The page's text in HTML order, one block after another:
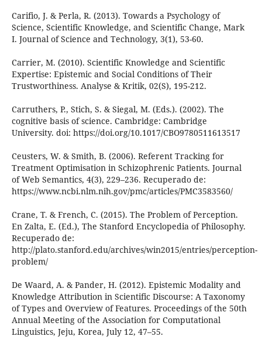
Carifio, J. & Perla, R. (2013). Towards a Psychology of
Science, Scientific Knowledge, and Scientific Change, Mark
I. Journal of Science and Technology, 3(1), 53-60.
Carrier, M. (2010). Scientific Knowledge and Scientific
Expertise: Epistemic and Social Conditions of Their
Trustworthiness. Analyse & Kritik, 02(S), 195-212.
Carruthers, P., Stich, S. & Siegal, M. (Eds.). (2002). The
cognitive basis of science. Cambridge: Cambridge
University. doi: https://doi.org/10.1017/CBO9780511613517
Ceusters, W. & Smith, B. (2006). Referent Tracking for
Treatment Optimisation in Schizophrenic Patients. Journal
of Web Semantics, 4(3), 229–236. Recuperado de:
https://www.ncbi.nlm.nih.gov/pmc/articles/PMC3583560/
Crane, T. & French, C. (2015). The Problem of Perception.
En Zalta, E. (Ed.), The Stanford Encyclopedia of Philosophy.
Recuperado de:
http://plato.stanford.edu/archives/win2015/entries/perception-
problem/
De Waard, A. & Pander, H. (2012). Epistemic Modality and
Knowledge Attribution in Scientific Discourse: A Taxonomy
of Types and Overview of Features. Proceedings of the 50th
Annual Meeting of the Association for Computational
Linguistics, Jeju, Korea, July 12, 47–55.